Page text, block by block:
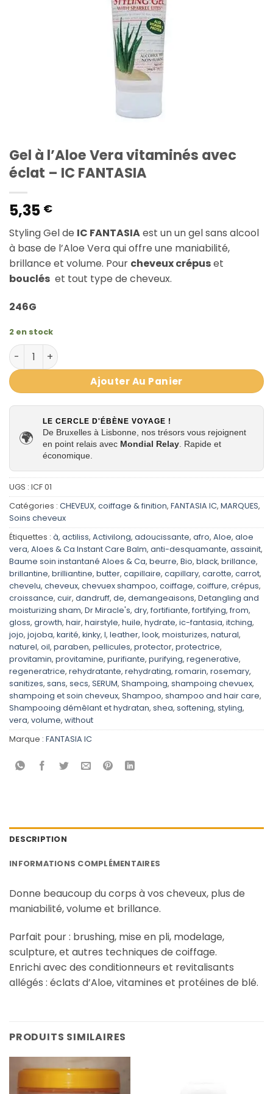
Gel à l’Aloe Vera vitaminés avec
éclat – IC FANTASIA
5,35 €
Styling Gel de IC FANTASIAest un un gel sans alcool
à base de l’Aloe Vera qui offre une maniabilité,
brillance et volume. Pour cheveux crépuset
bouclés et tout type de cheveux.
246G
2 en stock
quantité de Gel à l'Aloe Vera vitaminés avec éclat - IC
Ajouter Au Panier
🌍
LE CERCLE D'ÉBÈNE VOYAGE !
De Bruxelles à Lisbonne, nos trésors vous rejoignent
en point relais avec Mondial Relay. Rapide et
économique.
UGS : ICF 01
Catégories : CHEVEUX, coiffage & finition, FANTASIA IC, MARQUES,
Soins cheveux
Étiquettes : à, actiliss, Activilong, adoucissante, afro, Aloe, aloe
vera, Aloes & Ca Instant Care Balm, anti-desquamante, assainit,
Baume soin instantané Aloes & Ca, beurre, Bio, black, brillance,
brillantine, brilliantine, butter, capillaire, capillary, carotte, carrot,
chevelu, cheveux, chevuex shampoo, coiffage, coiffure, crépus,
croissance, cuir, dandruff, de, demangeaisons, Detangling and
moisturizing sham, Dr Miracle's, dry, fortifiante, fortifying, from,
gloss, growth, hair, hairstyle, huile, hydrate, ic-fantasia, itching,
jojo, jojoba, karité, kinky, l, leather, look, moisturizes, natural,
naturel, oil, paraben, pellicules, protector, protectrice,
provitamin, provitamine, purifiante, purifying, regenerative,
regeneratrice, rehydratante, rehydrating, romarin, rosemary,
sanitizes, sans, secs, SERUM, Shampoing, shampoing chevuex,
shampoing et soin cheveux, Shampoo, shampoo and hair care,
Shampooing démêlant et hydratan, shea, softening, styling,
vera, volume, without
Marque : FANTASIA IC
DESCRIPTION
INFORMATIONS COMPLÉMENTAIRES
Donne beaucoup du corps à vos cheveux, plus de
maniabilité, volume et brillance.
Parfait pour : brushing, mise en pli, modelage,
sculpture, et autres techniques de coiffage.
Enrichi avec des conditionneurs et revitalisants
allégés : éclats d’Aloe, vitamines et protéines de blé.
PRODUITS SIMILAIRES